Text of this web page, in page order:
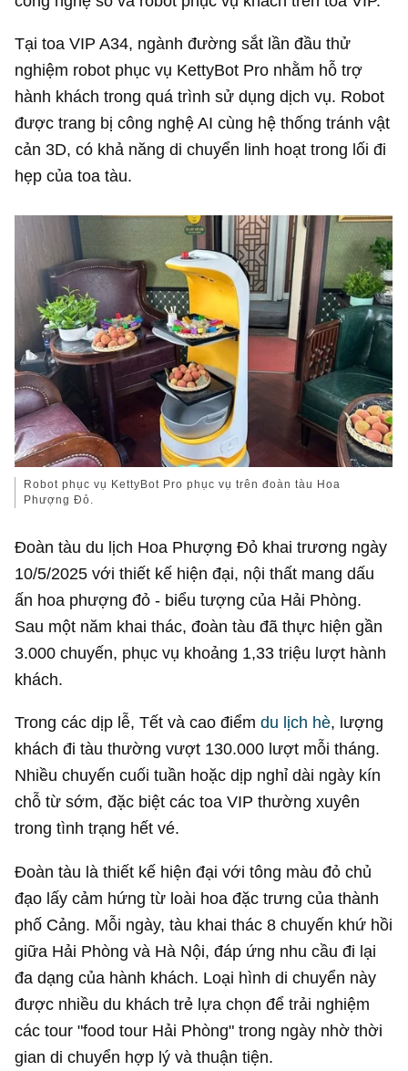
Tại toa VIP A34, ngành đường sắt lần đầu thử
nghiệm robot phục vụ KettyBot Pro nhằm hỗ trợ
hành khách trong quá trình sử dụng dịch vụ. Robot
được trang bị công nghệ AI cùng hệ thống tránh vật
cản 3D, có khả năng di chuyển linh hoạt trong lối đi
hẹp của toa tàu.
Robot phục vụ KettyBot Pro phục vụ trên đoàn tàu Hoa
Phượng Đỏ.
Đoàn tàu du lịch Hoa Phượng Đỏ khai trương ngày
10/5/2025 với thiết kế hiện đại, nội thất mang dấu
ấn hoa phượng đỏ - biểu tượng của Hải Phòng.
Sau một năm khai thác, đoàn tàu đã thực hiện gần
3.000 chuyến, phục vụ khoảng 1,33 triệu lượt hành
khách.
Trong các dịp lễ, Tết và cao điểmdu lịch hè, lượng
khách đi tàu thường vượt 130.000 lượt mỗi tháng.
Nhiều chuyến cuối tuần hoặc dịp nghỉ dài ngày kín
chỗ từ sớm, đặc biệt các toa VIP thường xuyên
trong tình trạng hết vé.
Đoàn tàu là thiết kế hiện đại với tông màu đỏ chủ
đạo lấy cảm hứng từ loài hoa đặc trưng của thành
phố Cảng. Mỗi ngày, tàu khai thác 8 chuyến khứ hồi
giữa Hải Phòng và Hà Nội, đáp ứng nhu cầu đi lại
đa dạng của hành khách. Loại hình di chuyển này
được nhiều du khách trẻ lựa chọn để trải nghiệm
các tour "food tour Hải Phòng" trong ngày nhờ thời
gian di chuyển hợp lý và thuận tiện.